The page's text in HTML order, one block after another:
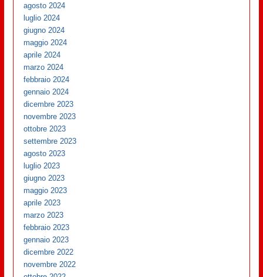
agosto 2024
luglio 2024
giugno 2024
maggio 2024
aprile 2024
marzo 2024
febbraio 2024
gennaio 2024
dicembre 2023
novembre 2023
ottobre 2023
settembre 2023
agosto 2023
luglio 2023
giugno 2023
maggio 2023
aprile 2023
marzo 2023
febbraio 2023
gennaio 2023
dicembre 2022
novembre 2022